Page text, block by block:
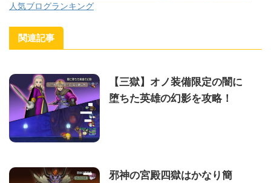
人気ブログランキング
関連記事
【三獄】オノ装備限定の闇に
堕ちた英雄の幻影を攻略！
邪神の宮殿四獄はかなり簡